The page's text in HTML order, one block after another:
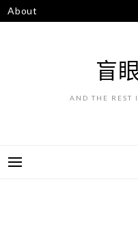
跳
至
About
盲
AND THE REST